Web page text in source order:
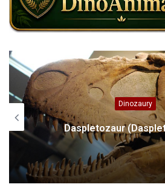
Dinozaury
Daspletozaur